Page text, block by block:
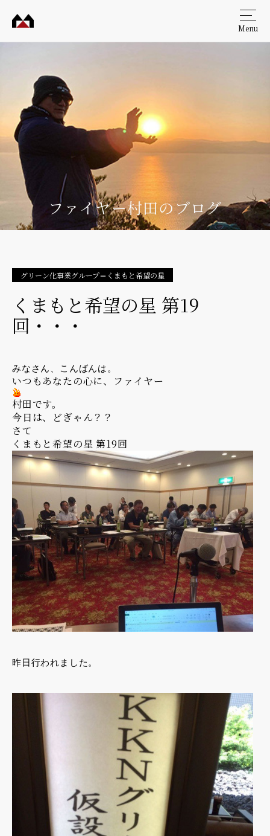
工務
Menu
ファイヤー村田のブログ
グリーン化事業グループ＝くまもと希望の星
くまもと希望の星 第19
回・・・
みなさん、こんばんは。
いつもあなたの心に、ファイヤー
村田です。
今日は、どぎゃん？？
さて
くまもと希望の星 第19回
昨日行われました。